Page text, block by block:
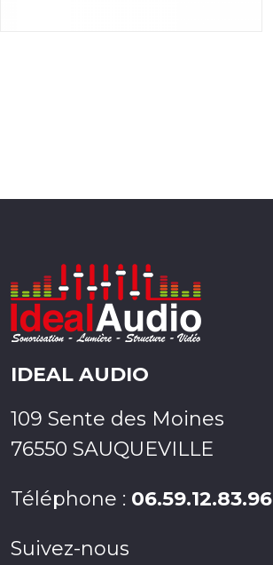
IDEAL AUDIO
109 Sente des Moines
76550 SAUQUEVILLE
Téléphone : 06.59.12.83.96
Suivez-nous